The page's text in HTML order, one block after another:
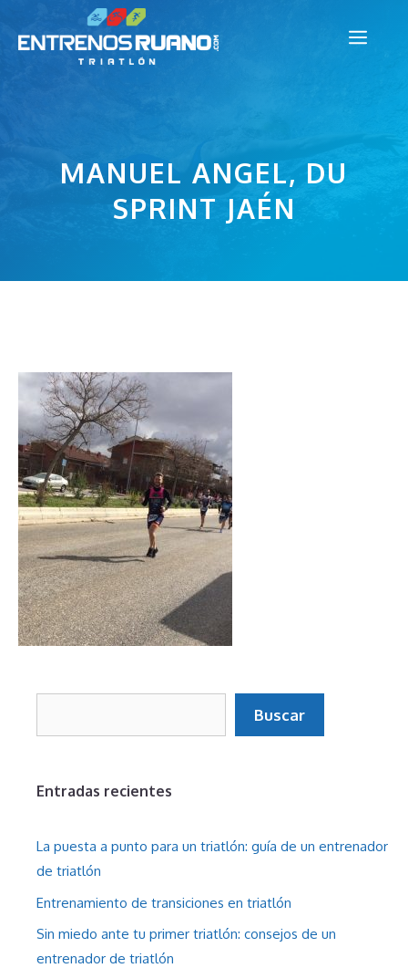
MANUEL ANGEL, DU
SPRINT JAÉN
Buscar
Entradas recientes
La puesta a punto para un triatlón: guía de un entrenador
de triatlón
Entrenamiento de transiciones en triatlón
Sin miedo ante tu primer triatlón: consejos de un
entrenador de triatlón